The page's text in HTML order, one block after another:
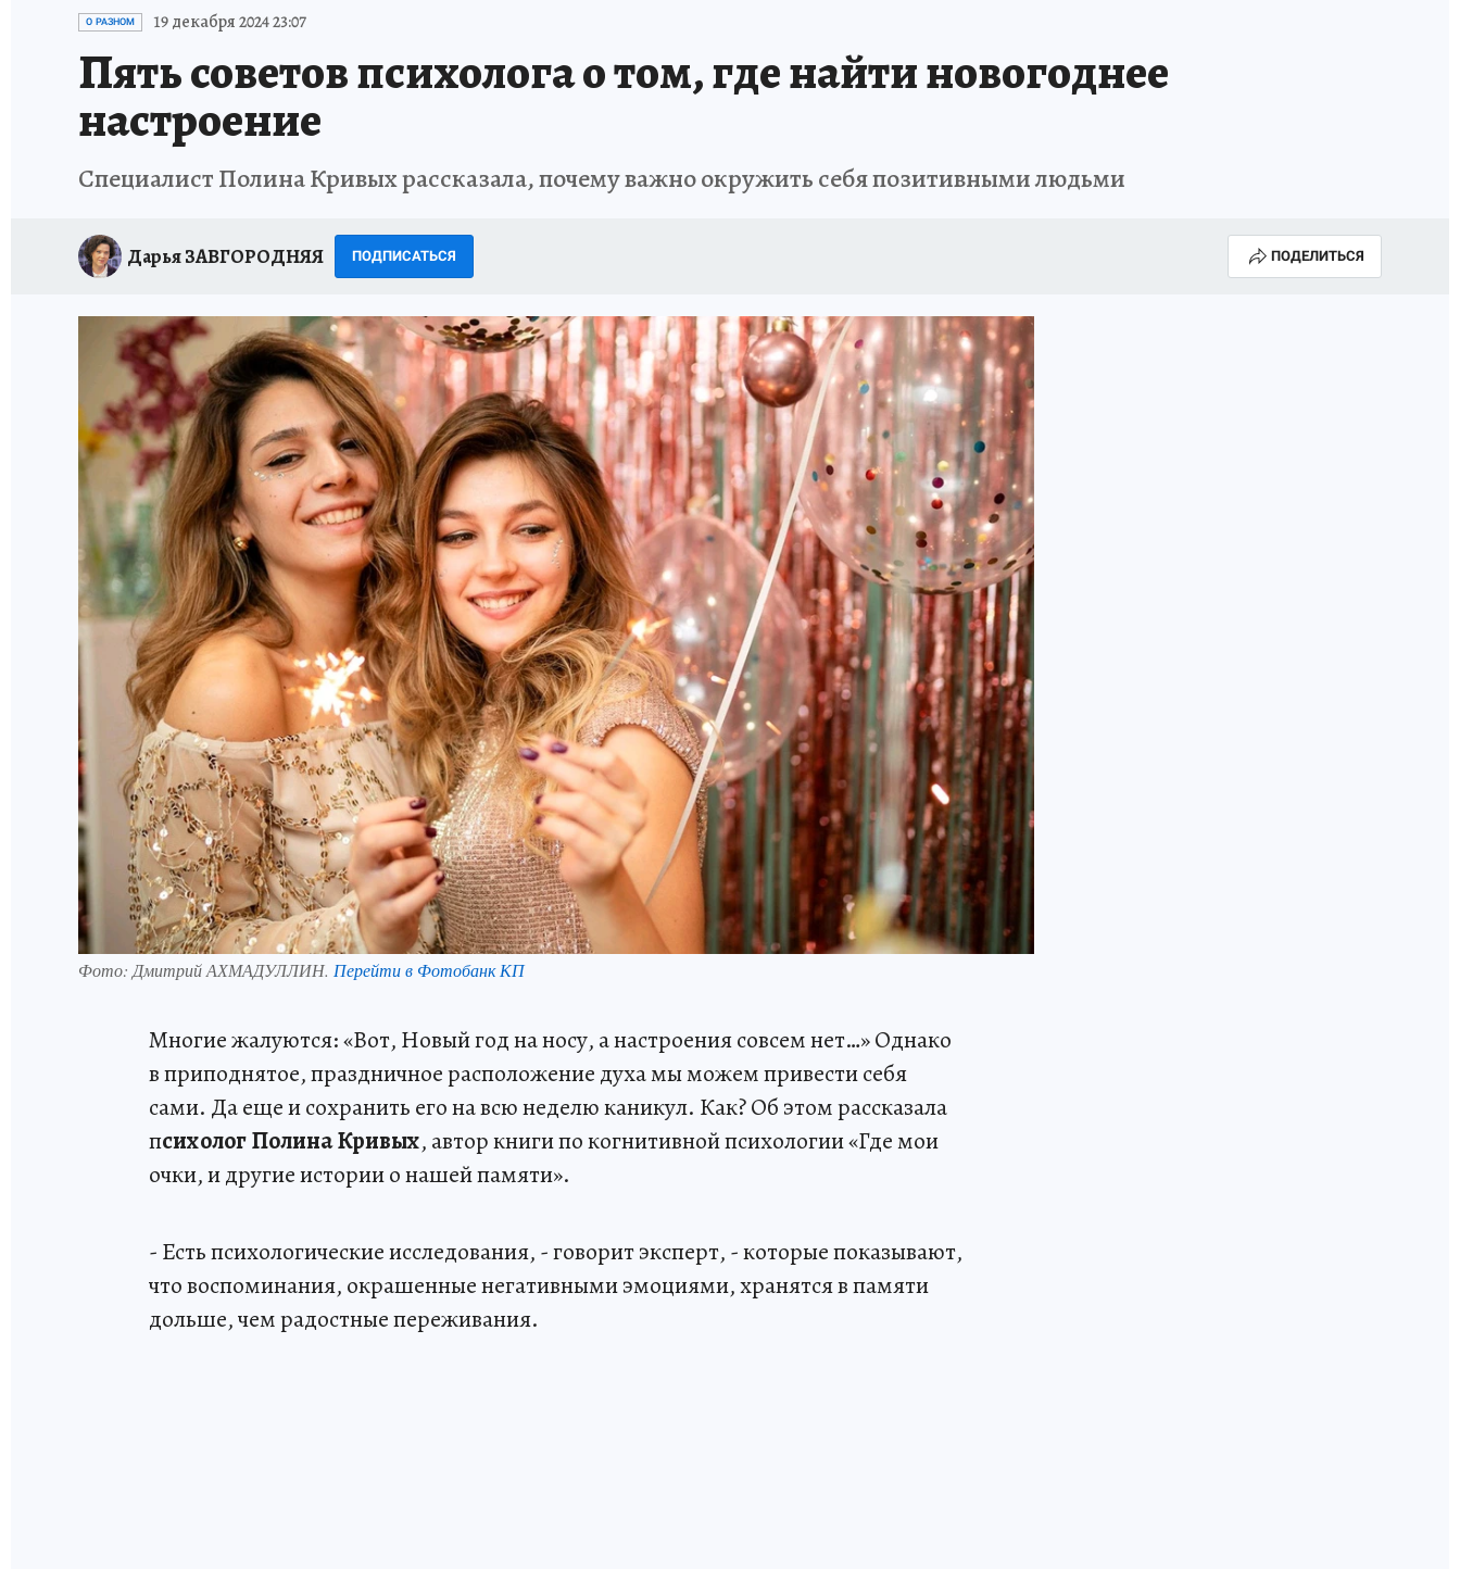
ИСПЫТАНО НА СЕБЕ
О РАЗНОМ 19 декабря 2024 23:07
Пять советов психолога о том, где найти новогоднее
настроение
Специалист Полина Кривых рассказала, почему важно окружить себя позитивными людьми
Дарья ЗАВГОРОДНЯЯ ПОДПИСАТЬСЯ ПОДЕЛИТЬСЯ
Фото: Дмитрий АХМАДУЛЛИН. Перейти в Фотобанк КП
Многие жалуются: «Вот, Новый год на носу, а настроения совсем нет…» Однако
в приподнятое, праздничное расположение духа мы можем привести себя
сами. Да еще и сохранить его на всю неделю каникул. Как? Об этом рассказала
психолог Полина Кривых, автор книги по когнитивной психологии «Где мои
очки, и другие истории о нашей памяти».
- Есть психологические исследования, - говорит эксперт, - которые показывают,
что воспоминания, окрашенные негативными эмоциями, хранятся в памяти
дольше, чем радостные переживания.